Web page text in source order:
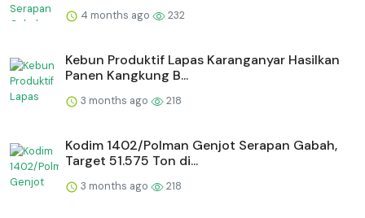
4 months ago 232
⁠Kebun Produktif Lapas Karanganyar Hasilkan
Panen Kangkung B...
3 months ago 218
Kodim 1402/Polman Genjot Serapan Gabah,
Target 51.575 Ton di...
3 months ago 218